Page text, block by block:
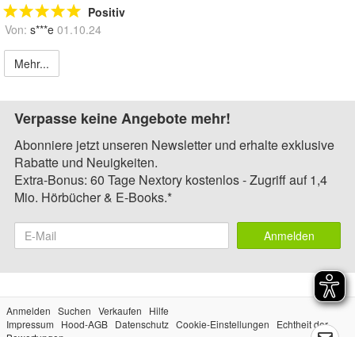
Positiv
Von: s***e 01.10.24
Mehr...
Verpasse keine Angebote mehr!
Abonniere jetzt unseren Newsletter und erhalte exklusive
Rabatte und Neuigkeiten.
Extra-Bonus: 60 Tage Nextory kostenlos - Zugriff auf 1,4
Mio. Hörbücher & E-Books.*
Anmelden
Anmelden Suchen Verkaufen
Hilfe
Impressum
Hood-AGB Datenschutz Cookie-Einstellungen
Echtheit der